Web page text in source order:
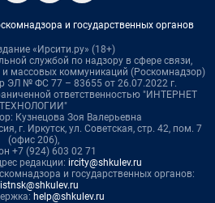
и государственных органов
«Ирсити.ру» (18+)
службой по надзору в сфере связи,
массовых коммуникаций (Роскомнадзор)
ЭЛ № ФС 77 – 83655 от 26.07.2022 г.
ответственностью "ИНТЕРНЕТ
ТЕХНОЛОГИИ"
Кузнецова Зоя Валерьевна
г. Иркутск, ул. Советская, стр. 42, пом. 7
(офис 206),
+7 (924) 603 02 71
редакции: ircity@shkulev.ru
и государственных органов:
help@shkulev.ru